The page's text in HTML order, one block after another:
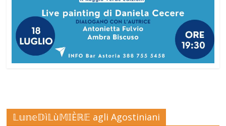
𝕃𝕦𝕟𝕖𝔻ì𝕃ù𝕄𝕀Èℝ𝔼 agli Agostiniani